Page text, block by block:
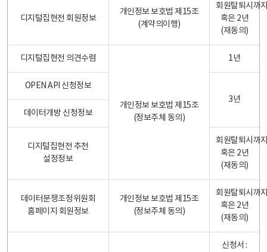
디지털집현전 회원정보
개인정보 보호법 제15조
(계약의이행)
회원탈퇴시까
혹은 2년
(재동의)
디지털집현전 의견수렴
개인정보 보호법 제15조
(정보주체 동의)
1년
OPEN API 신청정보
3년
데이터개방 신청정보
디지털집현전 추천
설정정보
회원탈퇴시까
혹은 2년
(재동의)
데이터분쟁조정위원회
홈페이지 회원정보
개인정보 보호법 제15조
(정보주체 동의)
회원탈퇴시까
혹은 2년
(재동의)
신청서 :